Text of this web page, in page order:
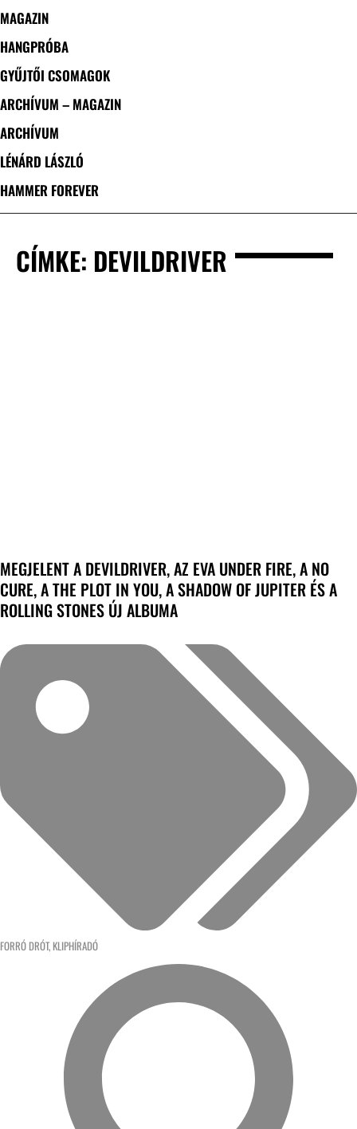
MAGAZIN
HANGPRÓBA
GYŰJTŐI CSOMAGOK
ARCHÍVUM – MAGAZIN
ARCHÍVUM
LÉNÁRD LÁSZLÓ
HAMMER FOREVER
CÍMKE: DEVILDRIVER
MEGJELENT A DEVILDRIVER, AZ EVA UNDER FIRE, A NO
CURE, A THE PLOT IN YOU, A SHADOW OF JUPITER ÉS A
ROLLING STONES ÚJ ALBUMA
FORRÓ DRÓT, KLIPHÍRADÓ